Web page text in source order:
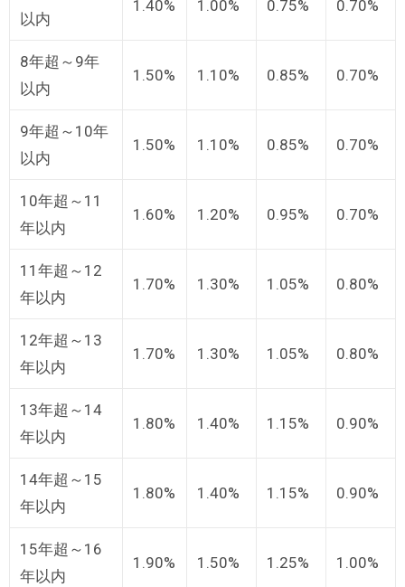
以内
1.40% 1.00% 0.75% 0.70%
8年超～9年
以内
1.50% 1.10% 0.85% 0.70%
9年超～10年
以内
1.50% 1.10% 0.85% 0.70%
10年超～11
年以内
1.60% 1.20% 0.95% 0.70%
11年超～12
年以内
1.70% 1.30% 1.05% 0.80%
12年超～13
年以内
1.70% 1.30% 1.05% 0.80%
13年超～14
年以内
1.80% 1.40% 1.15% 0.90%
14年超～15
年以内
1.80% 1.40% 1.15% 0.90%
15年超～16
年以内
1.90% 1.50% 1.25% 1.00%